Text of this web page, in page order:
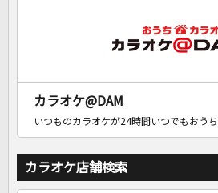
カラオケ@DAM
いつものカラオケが24時間いつでもおうち
カラオケ店舗検索